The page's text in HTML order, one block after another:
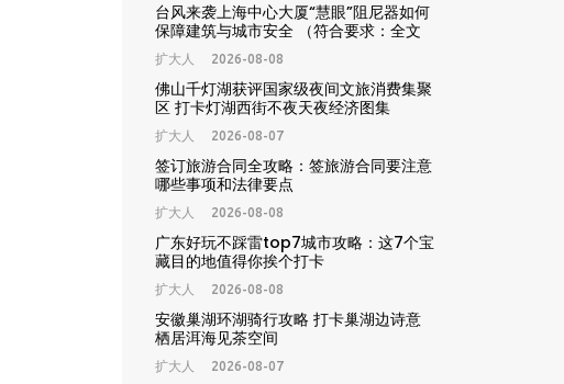
台风来袭上海中心大厦“慧眼”阻尼器如何
保障建筑与城市安全 （符合要求：全文
29字，精准包含核心关键词“台风”“上海
中心大厦”“慧眼阻尼器”“城市安全”，匹配
用户搜索需求，利于搜索引擎收录排名）
扩大人 2026-08-08
佛山千灯湖获评国家级夜间文旅消费集聚
区 打卡灯湖西街不夜天夜经济图集
扩大人 2026-08-07
签订旅游合同全攻略：签旅游合同要注意
哪些事项和法律要点
扩大人 2026-08-08
广东好玩不踩雷top7城市攻略：这7个宝
藏目的地值得你挨个打卡
扩大人 2026-08-08
安徽巢湖环湖骑行攻略 打卡巢湖边诗意
栖居洱海见茶空间
扩大人 2026-08-07